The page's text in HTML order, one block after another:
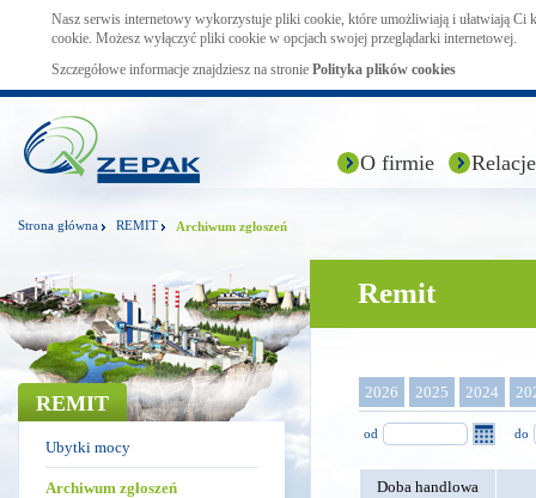
Nasz serwis internetowy wykorzystuje pliki cookie, które umożliwiają i ułatwiają Ci
cookie. Możesz wyłączyć pliki cookie w opcjach swojej przeglądarki internetowej.
Szczegółowe informacje znajdziesz na stronie Polityka plików cookies
O firmie
Strona główna REMIT Archiwum zgłoszeń
REMIT
Ubytki mocy
Archiwum zgłoszeń
Remit
2026 2025 2024
od do
Doba handlowa